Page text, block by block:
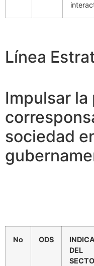
Línea
Impulsar
sociedad
No ODS
DEL